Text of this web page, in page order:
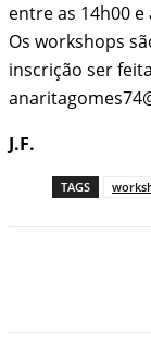
entre as 14h00 e
Os workshops
inscrição ser
J.F.
TAGS